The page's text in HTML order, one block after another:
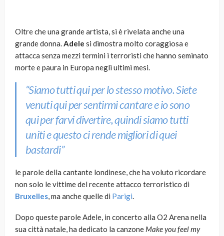
Oltre che una grande artista, si è rivelata anche una
grande donna.Adele si dimostra molto coraggiosa e
attacca senza mezzi termini i terroristi che hanno seminato
morte e paura in Europa negli ultimi mesi.
“Siamo tutti qui per lo stesso motivo. Siete
venuti qui per sentirmi cantare e io sono
qui per farvi divertire, quindi siamo tutti
uniti e questo ci rende migliori di quei
bastardi”
le parole della cantante londinese, che ha voluto ricordare
non solo le vittime del recente attacco terroristico di
Bruxelles, ma anche quelle di Parigi.
Dopo queste parole Adele, in concerto alla O2 Arena nella
sua città natale, ha dedicato la canzone Make you feel my